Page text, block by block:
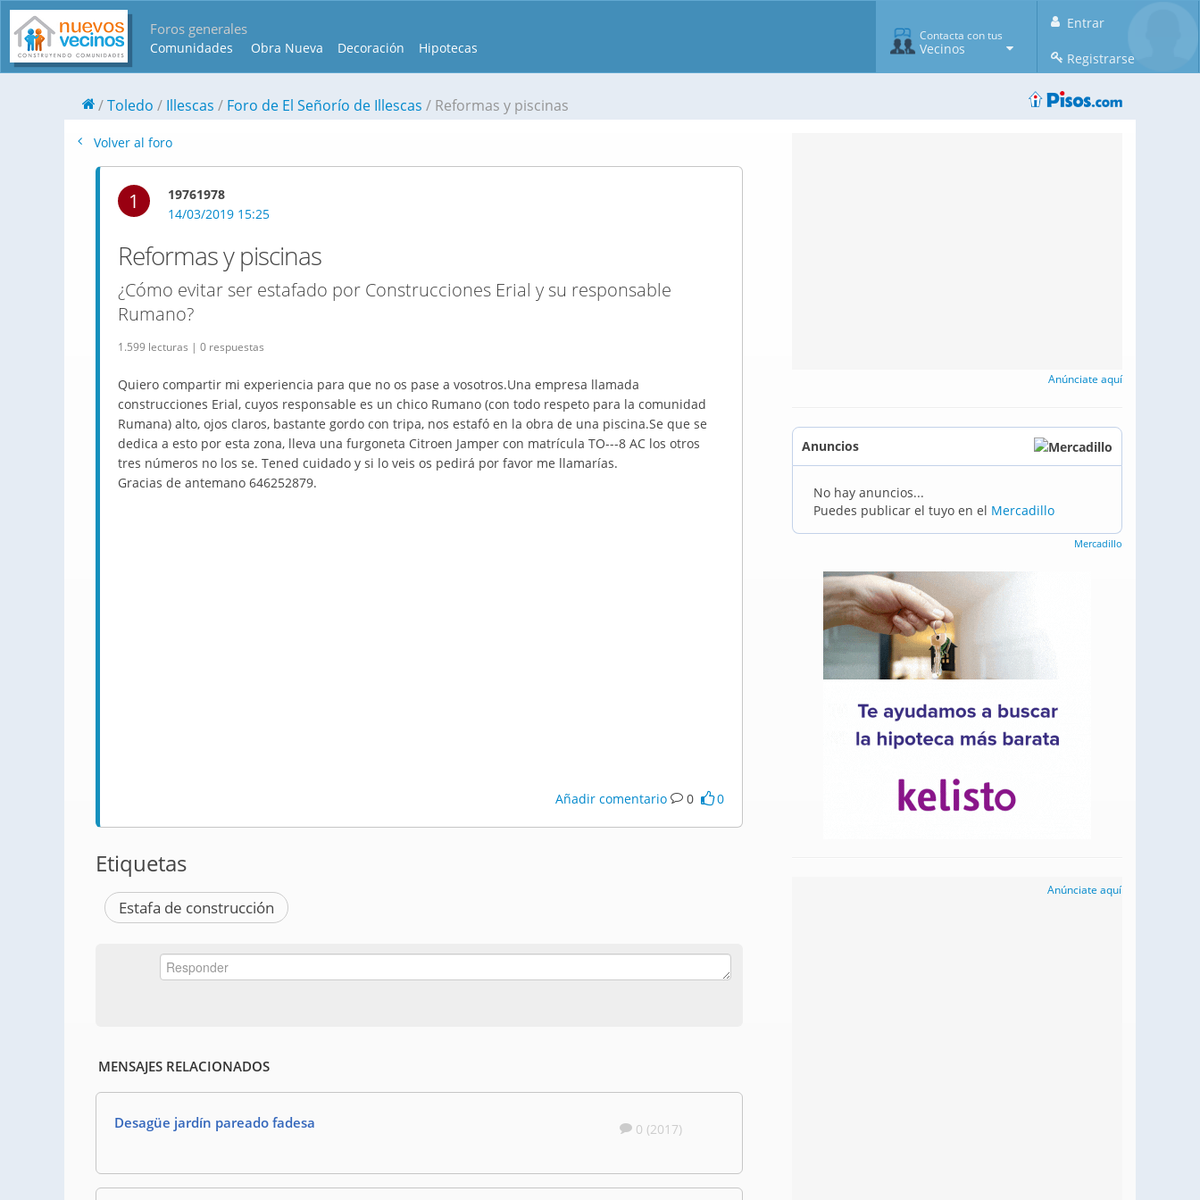
Foros generales
Comunidades Obra Nueva Decoración Hipotecas
Entrar
Registrarse
Contacta con tus
Vecinos
Toledo Illescas Foro de El Señorío de Illescas Reformas y piscinas
Volver al foro
1
19761978
14/03/2019 15:25
Reformas y piscinas
¿Cómo evitar ser estafado por Construcciones Erial y su responsable
Rumano?
1.599 lecturas | 0 respuestas
Quiero compartir mi experiencia para que no os pase a vosotros.Una empresa llamada
construcciones Erial, cuyos responsable es un chico Rumano (con todo respeto para la comunidad
Rumana) alto, ojos claros, bastante gordo con tripa, nos estafó en la obra de una piscina.Se que se
dedica a esto por esta zona, lleva una furgoneta Citroen Jamper con matrícula TO---8 AC los otros
tres números no los se. Tened cuidado y si lo veis os pedirá por favor me llamarías.
Gracias de antemano 646252879.
Añadir comentario 0 0
Etiquetas
Estafa de construcción
MENSAJES RELACIONADOS
Desagüe jardín pareado fadesa 0 (2017)
Anúnciate aquí
Anuncios
No hay anuncios...
Puedes publicar el tuyo en el Mercadillo
Mercadillo
Anúnciate aquí